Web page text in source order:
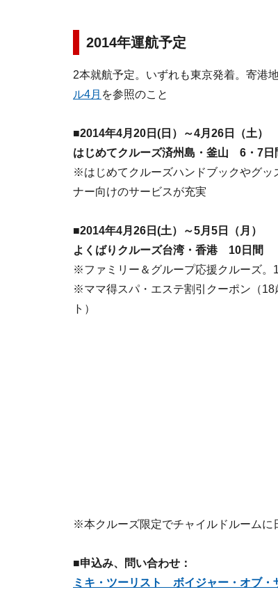
2014年運航予定
2本就航予定。いずれも東京発着。寄港
ル4月 を参照のこと
■2014年4月20日(日）～4月26日（土）
はじめてクルーズ済州島・釜山 6・7日
※はじめてクルーズハンドブックやグッ
ナー向けのサービスが充実
■2014年4月26日(土）～5月5日（月）
よくばりクルーズ台湾・香港 10日間
※ファミリー＆グループ応援クルーズ。
※ママ得スパ・エステ割引クーポン（
ト）
※本クルーズ限定でチャイルドルームに
■申込み、問い合わせ：
ミキ・ツーリスト ボイジャー・オブ・